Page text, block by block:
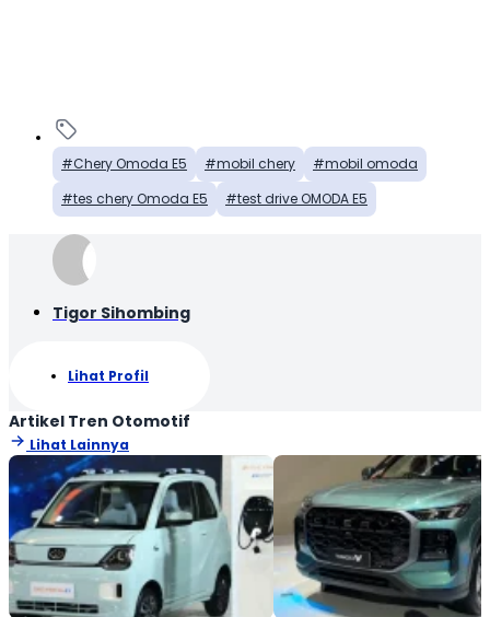
Chery Omoda E5 mobil chery
mobil omoda
tes chery Omoda E5
test drive OMODA E5
Tigor Sihombing
Lihat Profil
Artikel Tren Otomotif
Lihat Lainnya